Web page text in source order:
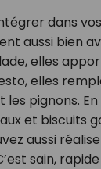
dans
aussi bien
elles
elles
pignons.
et biscuits
aussi
sain,